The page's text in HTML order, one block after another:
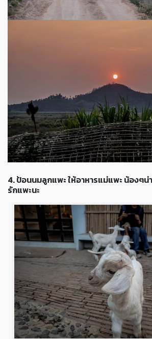
4. ป้อนนมลูกแพะ ให้อาหารแม่แพะ น้องๆน่
รักแพะนะ